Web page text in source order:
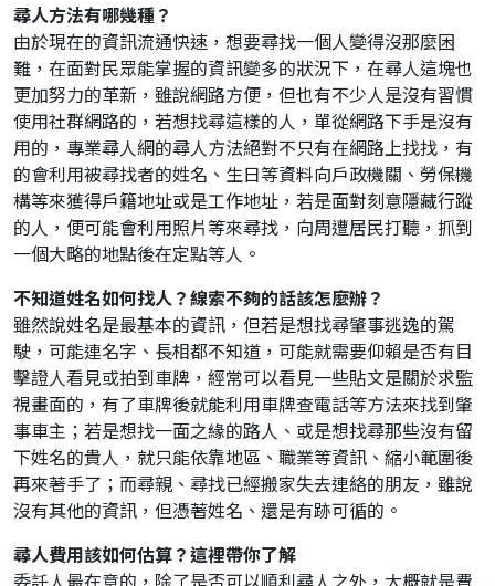
尋人方法有哪幾種？
由於現在的資訊流通快速，想要尋找一個人變得沒那麼困
難，在面對民眾能掌握的資訊變多的狀況下，在尋人這塊也
更加努力的革新，雖說網路方便，但也有不少人是沒有習慣
使用社群網路的，若想找尋這樣的人，單從網路下手是沒有
用的，專業尋人網的尋人方法絕對不只有在網路上找找，有
的會利用被尋找者的姓名、生日等資料向戶政機關、勞保機
構等來獲得戶籍地址或是工作地址，若是面對刻意隱藏行蹤
的人，便可能會利用照片等來尋找，向周遭居民打聽，抓到
一個大略的地點後在定點等人。
不知道姓名如何找人？線索不夠的話該怎麼辦？
雖然說姓名是最基本的資訊，但若是想找尋肇事逃逸的駕
駛，可能連名字、長相都不知道，可能就需要仰賴是否有目
擊證人看見或拍到車牌，經常可以看見一些貼文是關於求監
視畫面的，有了車牌後就能利用車牌查電話等方法來找到肇
事車主；若是想找一面之緣的路人、或是想找尋那些沒有留
下姓名的貴人，就只能依靠地區、職業等資訊、縮小範圍後
再來著手了；而尋親、尋找已經搬家失去連絡的朋友，雖說
沒有其他的資訊，但憑著姓名、還是有跡可循的。
尋人費用該如何估算？這裡帶你了解